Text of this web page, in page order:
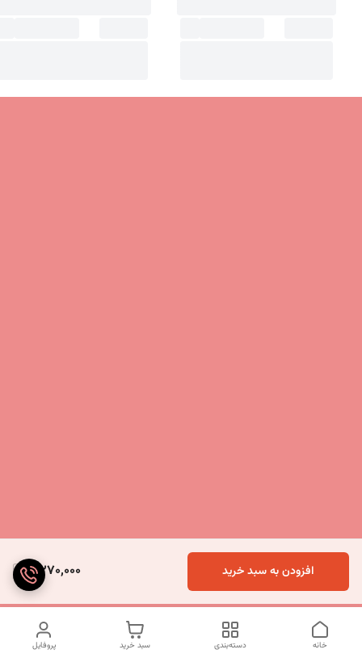
4,270,000 افزودن به سبد خرید
پروفایل سبد خرید دسته‌بندی خانه